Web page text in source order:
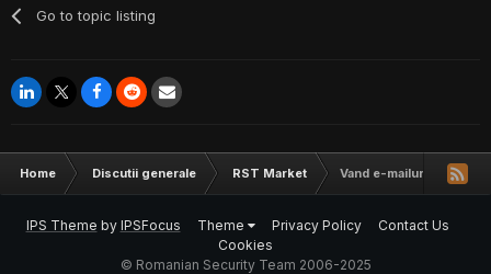
Go to topic listing
Home Discutii generale RST Market Vand e-mailuri (baze de
IPS Theme by IPSFocus Theme Privacy Policy
Contact Us
Cookies
© Romanian Security Team 2006-2025